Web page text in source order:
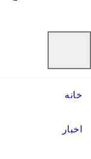
خانه
اخبار